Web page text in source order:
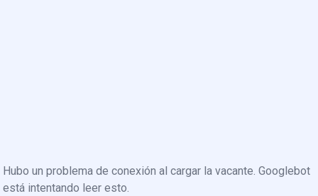
Hubo un problema de conexión al cargar la vacante. Googlebot
está intentando leer esto.